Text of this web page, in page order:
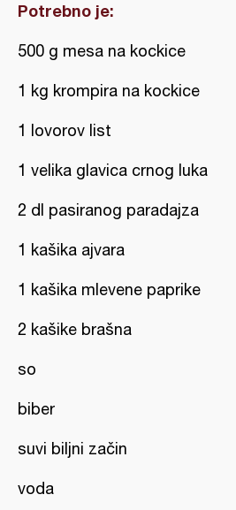
Potrebno je:
500 g mesa na kockice
1 kg krompira na kockice
1 lovorov list
1 velika glavica crnog luka
2 dl pasiranog paradajza
1 kašika ajvara
1 kašika mlevene paprike
2 kašike brašna
so
biber
suvi biljni začin
voda